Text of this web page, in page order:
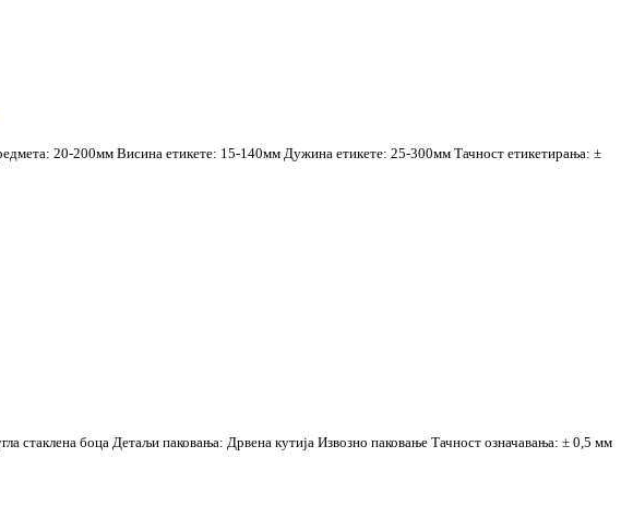
20-200мм Висина етикете: 15-140мм Дужина етикете: 25-300мм Тачност етикетирања: ±
стаклена боца Детаљи паковања: Дрвена кутија Извозно паковање Тачност означавања: ± 0,5 мм